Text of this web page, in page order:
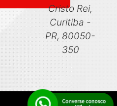
Cristo Rei,
Curitiba -
PR, 80050-
350